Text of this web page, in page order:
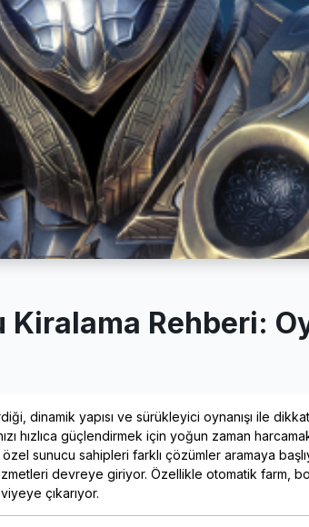
Kiralama Rehberi:
dinamik yapısı ve sürükleyici oynanışı ile
hızlıca güçlendirmek için yoğun zaman
sunucu sahipleri farklı çözümler aramaya
devreye giriyor. Özellikle otomatik farm,
çıkarıyor.